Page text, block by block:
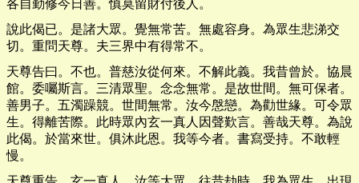
各自勤修今日善。慎莫留財付後人。
說此偈已。是諸大眾。覺無常苦。無處容身。為眾生悲涕交
切。重問天尊。夫三界中有得常不。
天尊告曰。不也。普慈汝從何來。不解此義。我昔曾於。協晨
館。委囑斯言。三清眾聖。念念無常。是故世間。無可保者。
善男子。五濁躁競。世間無常。汝今慇戀。為勸世緣。可令眾
生。得離苦際。此時眾內玄一真人因聲歎言。善哉天尊。為說
此偈。於當來世。俱沐此恩。我等今者。書寫受持。不敢輕
慢。